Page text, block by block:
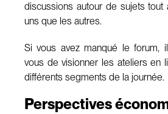
discussions autour de sujets tout
uns que les autres.
Si vous avez manqué le forum,
vous de visionner les ateliers en
différents segments de la journée.
Perspectives